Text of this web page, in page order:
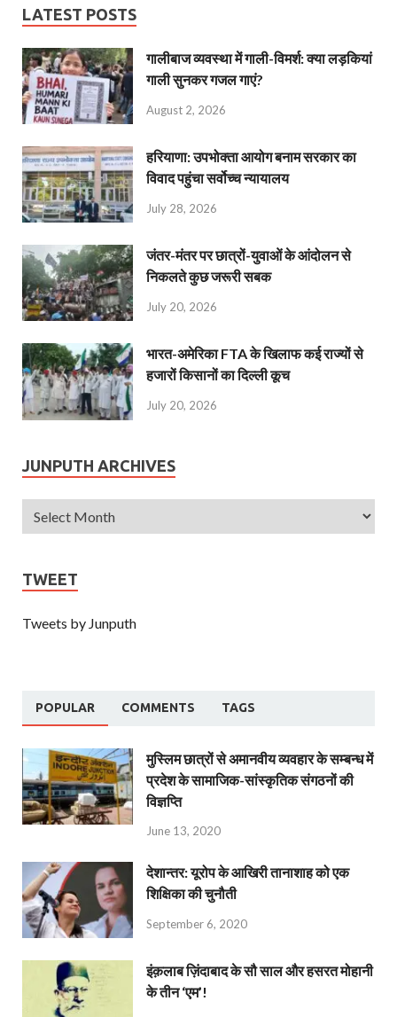
LATEST POSTS
गालीबाज व्‍यवस्‍था में गाली-विमर्श: क्या लड़कियां
गाली सुनकर गजल गाएं?
August 2, 2026
हरियाणा: उपभोक्ता आयोग बनाम सरकार का
विवाद पहुंचा सर्वोच्च न्यायालय
July 28, 2026
जंतर-मंतर पर छात्रों-युवाओं के आंदोलन से
निकलते कुछ जरूरी सबक
July 20, 2026
भारत-अमेरिका FTA के खिलाफ कई राज्यों से
हजारों किसानों का दिल्ली कूच
July 20, 2026
JUNPUTH ARCHIVES
TWEET
Tweets by Junputh
POPULAR COMMENTS TAGS
मुस्लिम छात्रों से अमानवीय व्यवहार के सम्बन्ध में
प्रदेश के सामाजिक-सांस्कृतिक संगठनों की
विज्ञप्ति
June 13, 2020
देशान्‍तर: यूरोप के आखिरी तानाशाह को एक
शिक्षिका की चुनौती
September 6, 2020
इंक़लाब ज़िंदाबाद के सौ साल और हसरत मोहानी
के तीन ‘एम’!